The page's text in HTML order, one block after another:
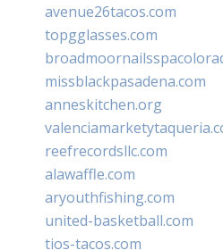
avenue26tacos.com
topgglasses.com
missblackpasadena.com
anneskitchen.org
reefrecordsllc.com
alawaffle.com
aryouthfishing.com
united-basketball.com
tios-tacos.com